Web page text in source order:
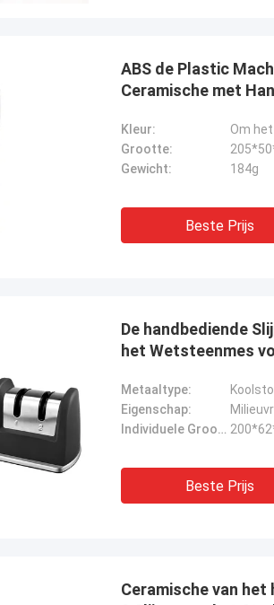
ABS de Plastic
Ceramische met
Kleur:
Om
Grootte:
Gewicht:
184g
Beste Prijs
De handbediende
het Wetsteenmes
Metaaltype:
Eigenschap:
Individuele Grootte:
Beste Prijs
Ceramische van